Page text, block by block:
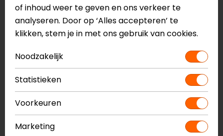
Specificaties
Naam
Horizon 3 H2O Motorjas
Merk
Kleur
Zwart
Aanritsbaar
Rits rondom, Korte rits
Certificeringsklasse
AA
Materiaal
Membraan
of inhoud weer te geven en ons verkeer te
analyseren. Door op ‘Alles accepteren’ te
klikken, stem je in met ons gebruik van cookies.
Noodzakelijk
Statistieken
Voorkeuren
Marketing